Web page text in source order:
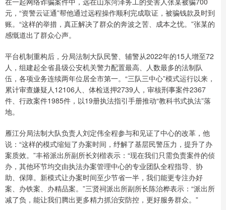
元，“资警云证通”帮他通过远程操作顺利完成取证，被骗钱款及时到
账。“这样的举措，真正解决了群众的奔波之苦、成本之忧。”张某的
感慨道出了群众心声。
平台机制重构后，分局法制大队民警、辅警从2022年的15人增至72
人，组建起全省县级公安机关警力配置最高、人数最多的法制队
伍，各项业务连续两年位居全市第一。“三队三中心”模式运行以来，
累计审查嫌疑人12106人、体检送押2739人，审核刑事案件2367
件、行政案件1985件，以19册执法指引手册推动“教科书式执法”落
地。
雁江分局法制大队负责人刘定伟全程参与和见证了中心的改革，他
说：“这样的模式缩短了办案时间，纾解了基层民警压力，提升了办
案质效。”丰裕派出所副所长刘楷表示：“现在我们只需负责案件的侦
办，其他环节均交由执法办案管理中心的专业团队全程指导、协
助、保障。新模式让办案时间至少节省一半，我们能更专注办好
案、办铁案、办精品案。”三贤祠派出所副所长陈治桦表示：“派出所
减了负，能让我们腾出更多精力抓治安防控，更好服务群众。”